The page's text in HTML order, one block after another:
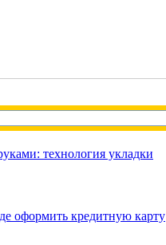
технология укладки
оформить кредитную карту